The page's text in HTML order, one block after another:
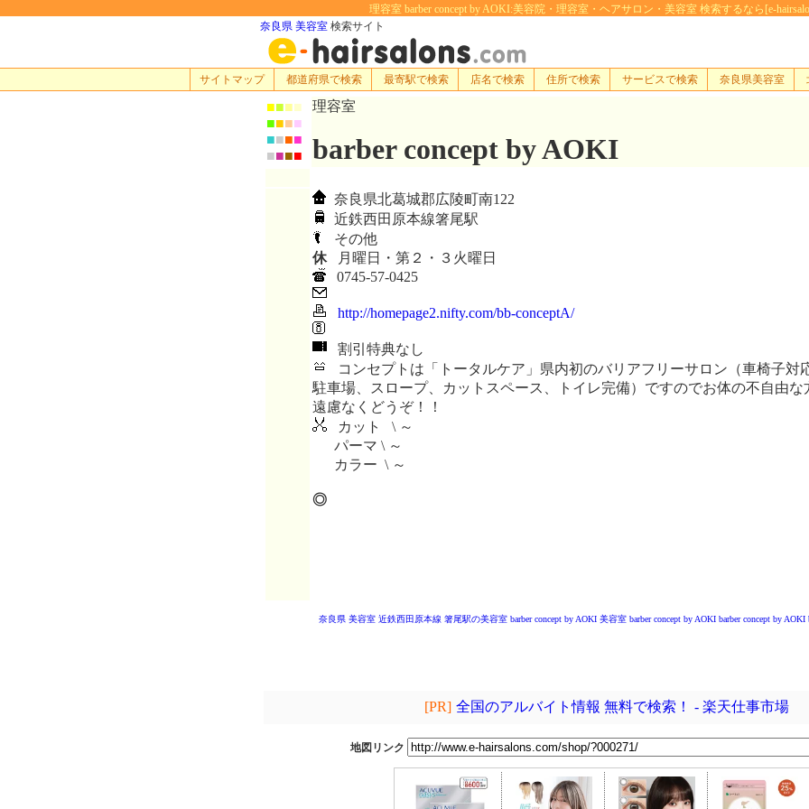
理容室 barber concept by AOKI:美容院・理容室・ヘアサロン・美容室 検索するなら[e-
奈良県 美容室 検索サイト
サイトマップ 都道府県で検索 最寄駅で検索 店名で検索 住所で検索 サービスで検索 奈良県美容室
■■■■
■■■■
■■■■
■■■■
理容室
barber concept by AOKI
奈良県北葛城郡広陵町南122
近鉄西田原本線箸尾駅
その他
休月曜日・第２・３火曜日
0745-57-0425
http://homepage2.nifty.com/bb-conceptA/
割引特典なし
コンセプトは「トータルケア」県内初のバリアフリーサロン（車椅子対
駐車場、スロープ、カットスペース、トイレ完備）ですのでお体の不自由な
遠慮なくどうぞ！！
カット \ ～
パーマ \ ～
カラー \ ～
◎
奈良県 美容室 近鉄西田原本線 箸尾駅の美容室 barber concept by AOKI 美容室 barber concept by AOKI barber concept by AOKI
[PR] 全国のアルバイト情報 無料で検索！ - 楽天仕事市場
地図リンク